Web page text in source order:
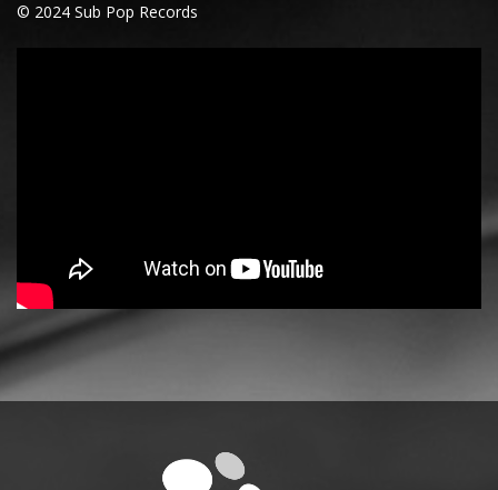
© 2024 Sub Pop Records